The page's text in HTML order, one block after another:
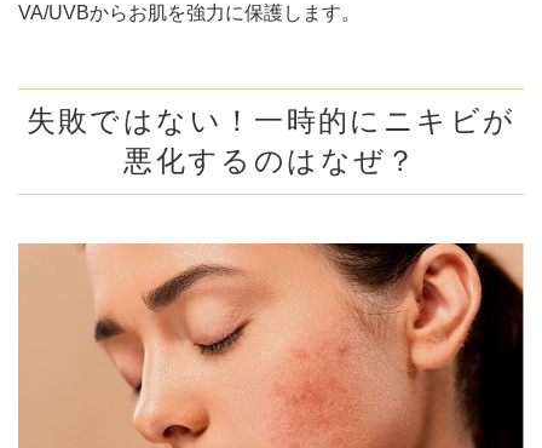
VA/UVBからお肌を強力に保護します。
失敗ではない！一時的にニキビが
悪化するのはなぜ？